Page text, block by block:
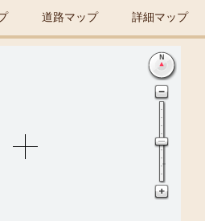
道路マップ 詳細マップ